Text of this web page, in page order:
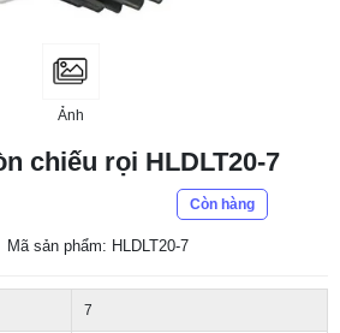
Ảnh
chiếu rọi HLDLT20-7
Còn hàng
Mã sản phẩm: HLDLT20-7
7